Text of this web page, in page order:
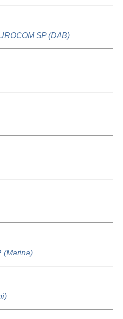
SP (DAB)
(Marina)